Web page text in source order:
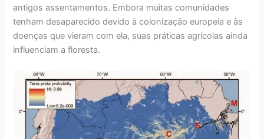
antigos assentamentos. Embora muitas comunidades
tenham desaparecido devido à colonização europeia e às
doenças que vieram com ela, suas práticas agrícolas ainda
influenciam a floresta.